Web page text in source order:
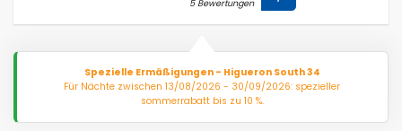
5 Bewertungen
Spezielle Ermäßigungen - Higueron South 34
Für Nächte zwischen 13/08/2026 - 30/09/2026: spezieller
sommerrabatt bis zu 10 %.